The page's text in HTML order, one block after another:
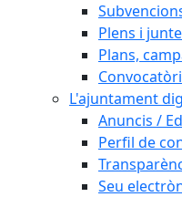
Plens i
Plans,
L'ajuntament
Anuncis /
Perfil de
Seu